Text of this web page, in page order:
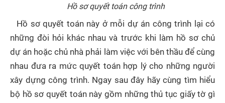
Hồ sơ quyết toán công trình
Hồ sơ quyết toán này ở mỗi dự án công trình lại có
những đòi hỏi khác nhau và trước khi làm hồ sơ chủ
dự án hoặc chủ nhà phải làm việc với bên thầu để cùng
nhau đưa ra mức quyết toán hợp lý cho những người
xây dựng công trình. Ngay sau đây hãy cùng tìm hiểu
bộ hồ sơ quyết toán này gồm những thủ tục giấy tờ gì